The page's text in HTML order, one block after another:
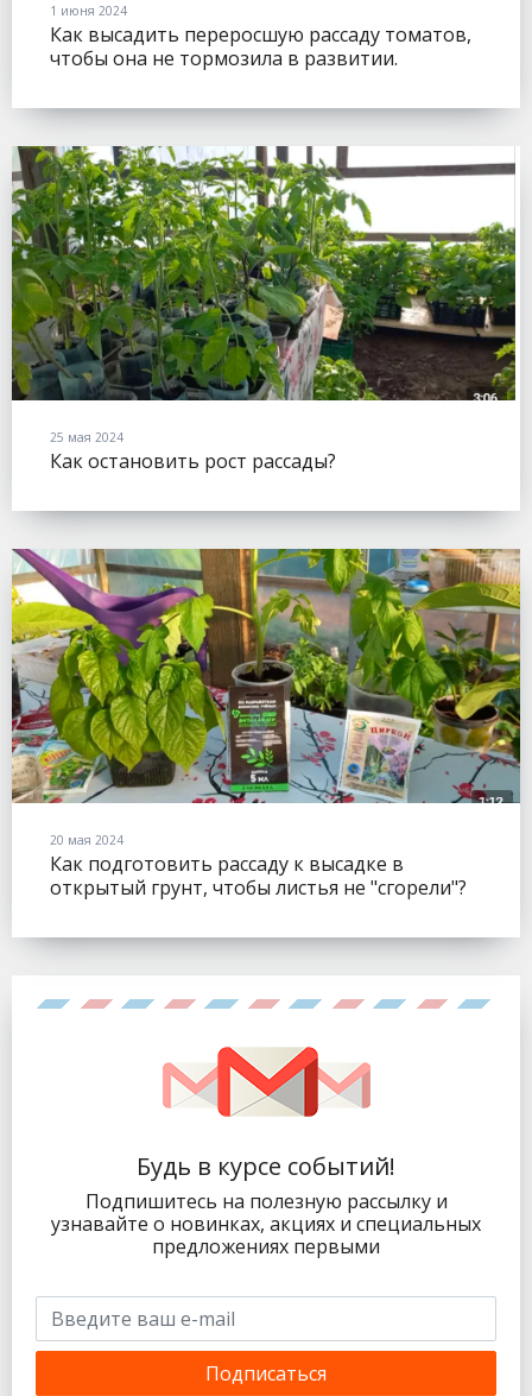
1 июня 2024
Как высадить переросшую рассаду томатов,
чтобы она не тормозила в развитии.
25 мая 2024
Как остановить рост рассады?
20 мая 2024
Как подготовить рассаду к высадке в
открытый грунт, чтобы листья не "сгорели"?
Будь в курсе событий!
Подпишитесь на полезную рассылку и
узнавайте о новинках, акциях и специальных
предложениях первыми
Подписаться